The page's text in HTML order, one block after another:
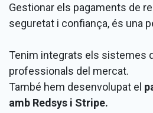
Gestionar els pagaments de
seguretat i confiança, és una
Tenim integrats els sistemes
professionals del mercat.
També hem desenvolupat el
amb Redsys i Stripe.